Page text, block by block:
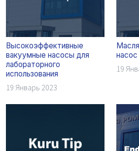
Высокоэффективные
вакуумные насосы для
лабораторного
использования
19 Январь 2023
насос
19